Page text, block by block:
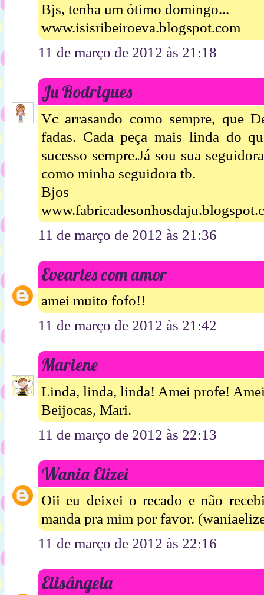
Bjs, tenha um ótimo domingo...
www.isisribeiroeva.blogspot.com
11 de março de 2012 às 21:18
Ju Rodrigues
Vc arrasando como sempre, que
fadas. Cada peça mais linda do
sucesso sempre.Já sou sua
como minha seguidora tb.
Bjos
11 de março de 2012 às 21:36
Eveartes com amor
amei muito fofo!!
11 de março de 2012 às 21:42
Mariene
Linda, linda, linda! Amei profe!
Beijocas, Mari.
11 de março de 2012 às 22:13
Wania Elizei
Oii eu deixei o recado e não
manda pra mim por favor.
11 de março de 2012 às 22:16
Elisângela